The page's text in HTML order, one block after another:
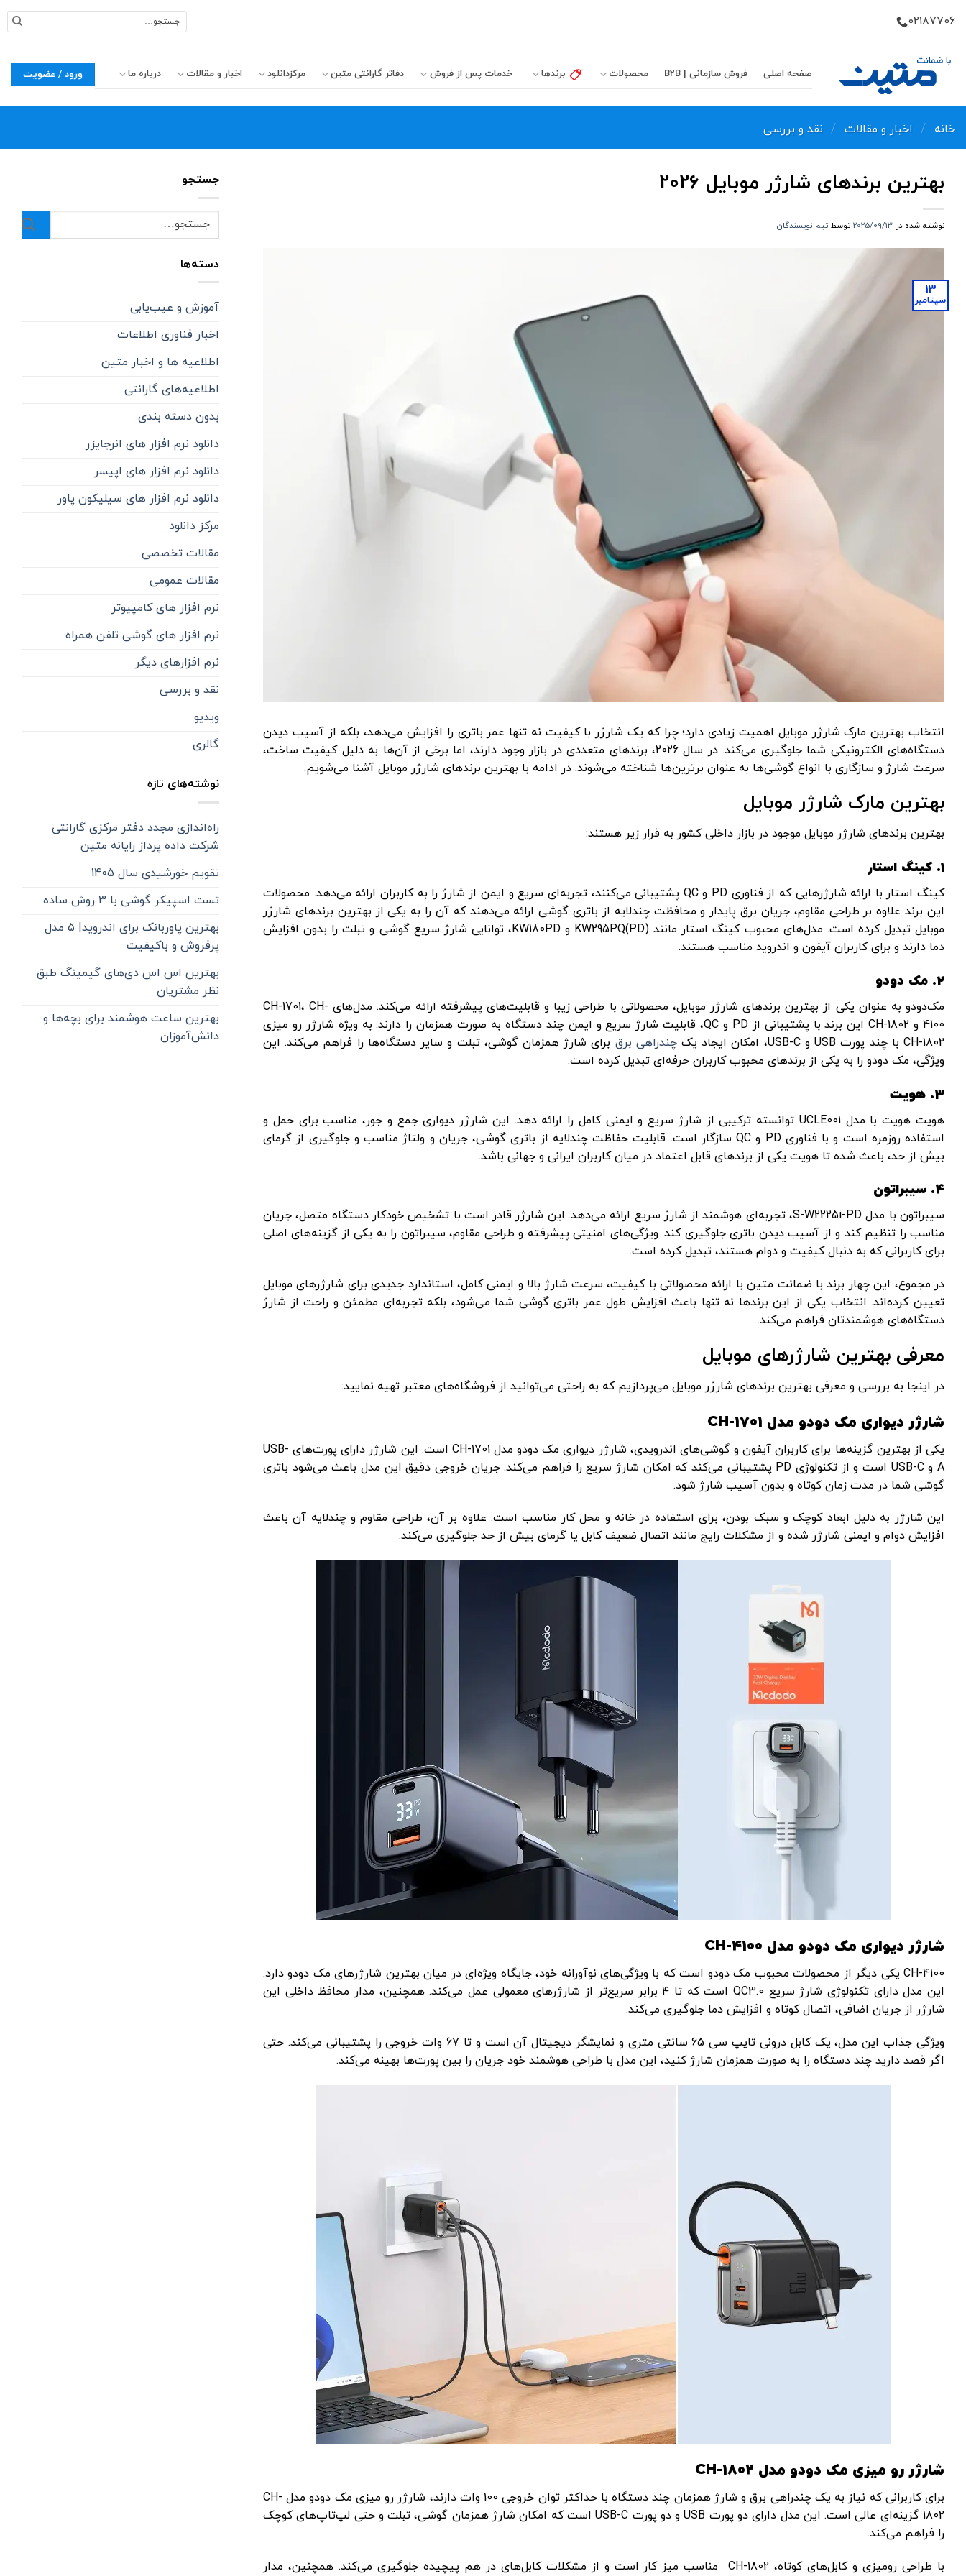
02187706
برای:
صفحه اصلی فروش سازمانی | B2B محصولات برندها خدمات پس از فروش دفاتر‌ گارانتی‌ متین مرکزدانلود اخبار و مقالات درباره ما ورود / عضویت
خانه / اخبار و مقالات / نقد و بررسی
بهترین برندهای شارژر موبایل 202۶
نوشته شده در 2025/09/13 توسط تیم نویسندگان
13
سپتامبر
انتخاب بهترین مارک شارژر موبایل اهمیت زیادی دارد؛ چرا که یک شارژر با کیفیت نه تنها عمر باتری را افزایش می‌دهد، بلکه از آسیب دیدن
دستگاه‌های الکترونیکی شما جلوگیری می‌کند. در سال 2026، برندهای متعددی در بازار وجود دارند، اما برخی از آن‌ها به دلیل کیفیت ساخت،
سرعت شارژ و سازگاری با انواع گوشی‌ها به عنوان برترین‌ها شناخته می‌شوند. در ادامه با بهترین برندهای شارژر موبایل آشنا می‌شویم.
بهترین مارک شارژر موبایل
بهترین برندهای شارژر موبایل موجود در بازار داخلی کشور به قرار زیر هستند:
1. کینگ استار
کینگ استار با ارائه شارژرهایی که از فناوری PD و QC پشتیبانی می‌کنند، تجربه‌ای سریع و ایمن از شارژ را به کاربران ارائه می‌دهد. محصولات
این برند علاوه بر طراحی مقاوم، جریان برق پایدار و محافظت چندلایه از باتری گوشی ارائه می‌دهند که آن را به یکی از بهترین برندهای شارژر
موبایل تبدیل کرده است. مدل‌های محبوب کینگ استار مانند KW295PQ(PD) و KW180PD، توانایی شارژ سریع گوشی و تبلت را بدون افزایش
دما دارند و برای کاربران آیفون و اندروید مناسب هستند.
2. مک دودو
مک‌دودو به عنوان یکی از بهترین برندهای شارژر موبایل، محصولاتی با طراحی زیبا و قابلیت‌های پیشرفته ارائه می‌کند. مدل‌های CH-1701، CH-
4100 و CH-1802 این برند با پشتیبانی از PD و QC، قابلیت شارژ سریع و ایمن چند دستگاه به صورت همزمان را دارند. به ویژه شارژر رو میزی
CH-1802 با چند پورت USB و USB-C، امکان ایجاد یک
چندراهی برق برای شارژ همزمان گوشی، تبلت و سایر دستگاه‌ها را فراهم می‌کند. این
ویژگی، مک دودو را به یکی از برندهای محبوب کاربران حرفه‌ای تبدیل کرده است.
3. هویت
هویت هویت با مدل UCLE001 توانسته ترکیبی از شارژ سریع و ایمنی کامل را ارائه دهد. این شارژر دیواری جمع و جور، مناسب برای حمل و
استفاده روزمره است و با فناوری PD و QC سازگار است. قابلیت حفاظت چندلایه از باتری گوشی، جریان و ولتاژ مناسب و جلوگیری از گرمای
بیش از حد، باعث شده تا هویت یکی از برندهای قابل اعتماد در میان کاربران ایرانی و جهانی باشد.
4. سیبراتون
سیبراتون با مدل S-W2225i-PD، تجربه‌ای هوشمند از شارژ سریع ارائه می‌دهد. این شارژر قادر است با تشخیص خودکار دستگاه متصل، جریان
مناسب را تنظیم کند و از آسیب دیدن باتری جلوگیری کند. ویژگی‌های امنیتی پیشرفته و طراحی مقاوم، سیبراتون را به یکی از گزینه‌های اصلی
برای کاربرانی که به دنبال کیفیت و دوام هستند، تبدیل کرده است.
در مجموع، این چهار برند با ضمانت متین با ارائه محصولاتی با کیفیت، سرعت شارژ بالا و ایمنی کامل، استاندارد جدیدی برای شارژرهای موبایل
تعیین کرده‌اند. انتخاب یکی از این برندها نه تنها باعث افزایش طول عمر باتری گوشی شما می‌شود، بلکه تجربه‌ای مطمئن و راحت از شارژ
دستگاه‌های هوشمندتان فراهم می‌کند.
معرفی بهترین شارژرهای موبایل
در اینجا به بررسی و معرفی بهترین برندهای شارژر موبایل می‌پردازیم که به راحتی می‌توانید از فروشگاه‌های معتبر تهیه نمایید:
شارژر دیواری مک دودو مدل CH-1701
یکی از بهترین گزینه‌ها برای کاربران آیفون و گوشی‌های اندرویدی، شارژر دیواری مک دودو مدل CH-1701 است. این شارژر دارای پورت‌های USB-
A و USB-C است و از تکنولوژی PD پشتیبانی می‌کند که امکان شارژ سریع را فراهم می‌کند. جریان خروجی دقیق این مدل باعث می‌شود باتری
گوشی شما در مدت زمان کوتاه و بدون آسیب شارژ شود.
این شارژر به دلیل ابعاد کوچک و سبک بودن، برای استفاده در خانه و محل کار مناسب است. علاوه بر آن، طراحی مقاوم و چندلایه آن باعث
افزایش دوام و ایمنی شارژر شده و از مشکلات رایج مانند اتصال ضعیف کابل یا گرمای بیش از حد جلوگیری می‌کند.
شارژر دیواری مک دودو مدل CH-4100
CH-4100 یکی دیگر از محصولات محبوب مک دودو است که با ویژگی‌های نوآورانه خود، جایگاه ویژه‌ای در میان بهترین شارژرهای مک دودو دارد.
این مدل دارای تکنولوژی شارژ سریع QC3.0 است که تا ۴ برابر سریع‌تر از شارژرهای معمولی عمل می‌کند. همچنین، مدار محافظ داخلی این
شارژر از جریان اضافی، اتصال کوتاه و افزایش دما جلوگیری می‌کند.
ویژگی جذاب این مدل، یک کابل درونی تایپ سی 65 سانتی متری و نمایشگر دیجیتال آن است و تا 67 وات خروجی را پشتیبانی می‌کند. حتی
اگر قصد دارید چند دستگاه را به صورت همزمان شارژ کنید، این مدل با طراحی هوشمند خود جریان را بین پورت‌ها بهینه می‌کند.
شارژر رو میزی مک دودو مدل CH-1802
برای کاربرانی که نیاز به یک چندراهی برق و شارژ همزمان چند دستگاه با حداکثر توان خروجی 100 وات دارند، شارژر رو میزی مک دودو مدل CH-
1802 گزینه‌ای عالی است. این مدل دارای دو پورت USB و دو پورت USB-C است که امکان شارژ همزمان گوشی، تبلت و حتی لپ‌تاپ‌های کوچک
را فراهم می‌کند.
با طراحی رومیزی و کابل‌های کوتاه، CH-1802 مناسب میز کار است و از مشکلات کابل‌های در هم پیچیده جلوگیری می‌کند. همچنین، مدار
جستجو
دسته‌ها
آموزش و عیب‌یابی
اخبار فناوری اطلاعات
اطلاعیه ها و اخبار متین
اطلاعیه‌‌های گارانتی
بدون دسته بندی
دانلود نرم افزار های انرجایزر
دانلود نرم افزار های اپیسر
دانلود نرم افزار های سیلیکون پاور
مرکز دانلود
مقالات تخصصی
مقالات عمومی
نرم افزار های کامپیوتر
نرم افزار های گوشی تلفن همراه
نرم افزارهای دیگر
نقد و بررسی
ویدیو
گالری
نوشته‌های تازه
راه‌اندازی مجدد دفتر مرکزی گارانتی
شرکت داده پرداز رایانه متین
تقویم خورشیدی سال 1405
تست اسپیکر گوشی با 3 روش ساده
بهترین پاوربانک برای اندروید| ۵ مدل
پرفروش و باکیفیت
بهترین اس اس دی‌های گیمینگ طبق
نظر مشتریان
بهترین ساعت هوشمند برای بچه‌ها و
دانش‌آموزان